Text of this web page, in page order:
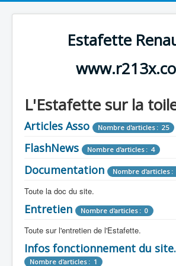
Estafette
L'Estafette sur la
Articles Asso Nombre d'articles : 25
FlashNews Nombre d'articles : 4
Documentation Nombre d'articles :
Toute la doc du site.
Revue de Presse Nombre
Tous les articles que l'on a vu sur
Camping Car Nombre d'articles : 3
Entretien Nombre d'articles : 0
Toute sur l'entretien de l'Estafette.
Mécanique Nombre d'articles : 0
Infos fonctionnement du site.
Nombre d'articles : 1